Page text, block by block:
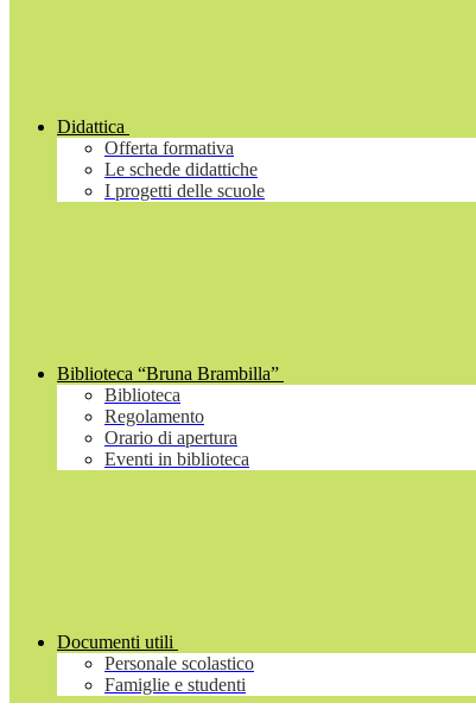
Didattica
Offerta formativa
Le schede didattiche
I progetti delle scuole
Biblioteca “Bruna Brambilla”
Biblioteca
Regolamento
Orario di apertura
Eventi in biblioteca
Documenti utili
Personale scolastico
Famiglie e studenti